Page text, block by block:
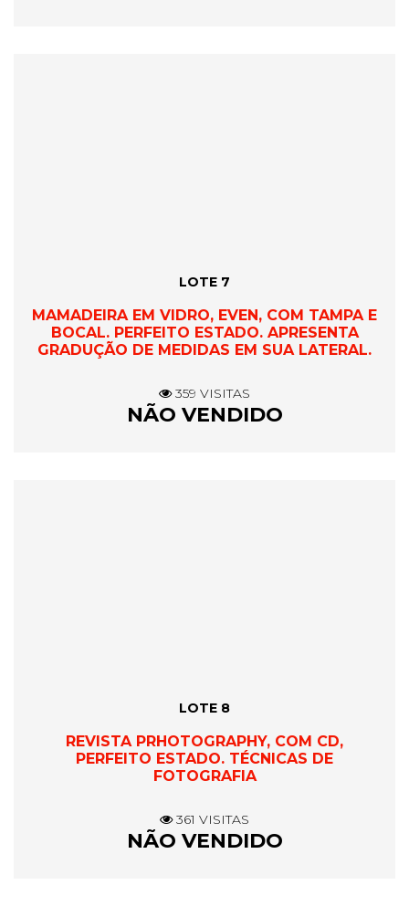
LOTE 7
MAMADEIRA EM VIDRO, EVEN, COM TAMPA E
BOCAL. PERFEITO ESTADO. APRESENTA
GRADUÇÃO DE MEDIDAS EM SUA LATERAL.
359 VISITAS
NÃO VENDIDO
LOTE 8
REVISTA PRHOTOGRAPHY, COM CD,
PERFEITO ESTADO. TÉCNICAS DE
FOTOGRAFIA
361 VISITAS
NÃO VENDIDO